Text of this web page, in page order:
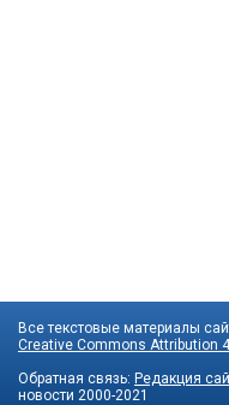
Все текстовые материалы
Creative Commons Attribution
Обратная связь: Редакция
новости 2000-2021